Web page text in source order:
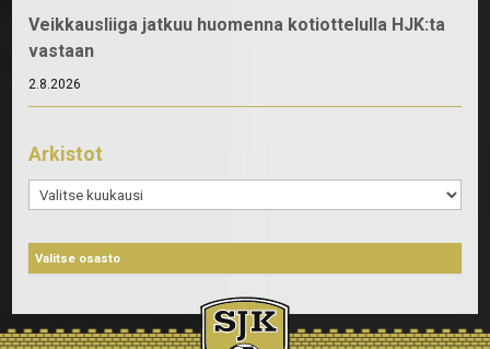
Veikkausliiga jatkuu huomenna kotiottelulla HJK:ta
vastaan
2.8.2026
Arkistot
Arkistot